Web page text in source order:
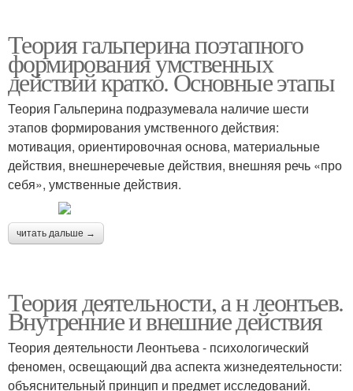
Теория гальперина поэтапного
формирования умственных
действий кратко. Основные этапы
Теория Гальперина подразумевала наличие шести
этапов формирования умственного действия:
мотивация, ориентировочная основа, материальные
действия, внешнеречевые действия, внешняя речь «про
себя», умственные действия.
читать дальше →
Теория деятельности, а н леонтьев.
Внутренние и внешние действия
Теория деятельности Леонтьева - психологический
феномен, освещающий два аспекта жизнедеятельности:
объяснительный принцип и предмет исследований.